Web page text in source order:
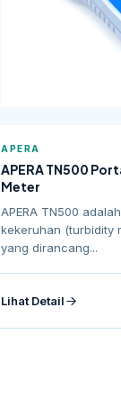
APERA
APERA TN500
Meter
APERA TN500
kekeruhan (turbidity
yang dirancang...
Lihat Detail